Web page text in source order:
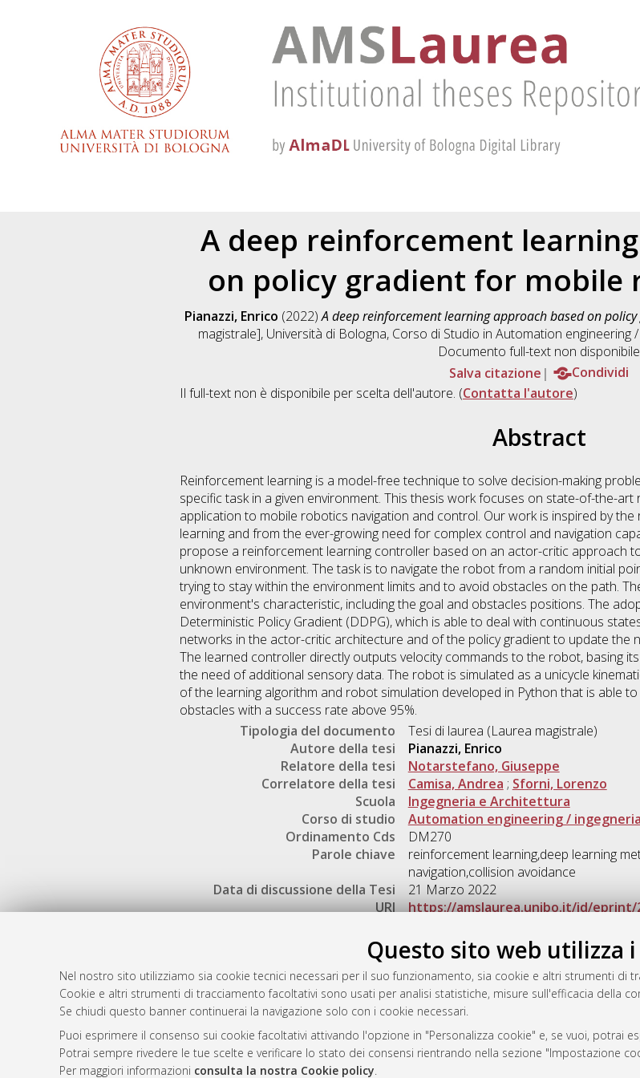
Questo sito web utilizza
Nel nostro sito utilizziamo sia cookie tecnici necessari per il suo funzionamento, sia cookie e altri strumenti di
Cookie e altri strumenti di tracciamento facoltativi sono usati per analisi statistiche, misure sull'efficacia della
Se chiudi questo banner continuerai la navigazione solo con i cookie necessari.
Puoi esprimere il consenso sui cookie facoltativi attivando l'opzione in "Personalizza cookie" e, se vuoi, potrai
Potrai sempre rivedere le tue scelte e verificare lo stato dei consensi rientrando nella sezione "Impostazione
Per maggiori informazioni consulta la nostra Cookie policy.
A deep reinforcement
on policy gradient for mobile
Pianazzi, Enrico (2022)A deep reinforcement learning approach based on
magistrale], Università di Bologna, Corso di Studio in Automation engineering
Documento full-text non disponibile
Salva citazione
Condividi
Il full-text non è disponibile per scelta dell'autore. (Contatta l'autore)
Abstract
Reinforcement learning is a model-free technique to solve decision-making
specific task in a given environment. This thesis work focuses on state-of-the-
application to mobile robotics navigation and control. Our work is inspired by
learning and from the ever-growing need for complex control and navigation
propose a reinforcement learning controller based on an actor-critic approach
unknown environment. The task is to navigate the robot from a random initial
trying to stay within the environment limits and to avoid obstacles on the path.
environment's characteristic, including the goal and obstacles positions. The
Deterministic Policy Gradient (DDPG), which is able to deal with continuous
networks in the actor-critic architecture and of the policy gradient to update the
The learned controller directly outputs velocity commands to the robot, basing
the need of additional sensory data. The robot is simulated as a unicycle
of the learning algorithm and robot simulation developed in Python that is able
obstacles with a success rate above 95%.
Tipologia del documento
Tesi di laurea (Laurea magistrale)
Autore della tesi
Pianazzi, Enrico
Relatore della tesi
Notarstefano, Giuseppe
Correlatore della tesi
Camisa, Andrea ; Sforni, Lorenzo
Scuola
Ingegneria e Architettura
Corso di studio
Automation engineering / ingegneria
Ordinamento Cds
DM270
Parole chiave
reinforcement learning,deep learning
navigation,collision avoidance
Data di discussione della Tesi
21 Marzo 2022
URI
https://amslaurea.unibo.it/id/eprint/
Gestione del documento:
Atom
Rss 1.0
Rss 2.0
AMS Laurea
Servizio implementato e gestito da
Impostazioni Cookie
Informativa sulla privacy